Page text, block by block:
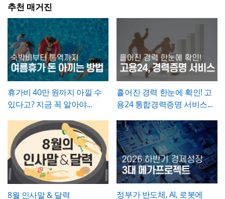
💡 작성 팁
휴직원은세부사유를 구체적이고 명확하게
서술하는 것이 승인 절차를 원활하게 하는 핵
심입니다. 질병휴직의 경우 진단명과 필요 요
양 기간에 대한 의사 소견을 구체적으로 기재
하고, 진단서 등 객관적 증빙서류를 반드시 첨
부하도록 안내하시기 바랍니다. 휴직기간과
복직예정일은 가능한 명확한 날짜로 특정하
고, 만약 진단 결과에 따라 기간이 변동될 가
능성이 있다면 그 가능성을 세부사유에 함께
언급해두는 것이 좋습니다.
여 등)에 관한 세부 사항은 별도의 인사발령
통지서나 근로계약 변경 합의서로 함께 정리
해두는 것이 바람직합니다. 임명장 자체에는
직책과 발령일 외의 세부 조건(급여 변동, 권
한 범위 등)을 담지 않는 것이 일반적이므로,
이런 실무적 내용이 필요하다면 별도 문서로
보완하는 것이 좋습니다.
💡 작성 팁
임명장은 상징적 의미가 큰 문서인 만큼,문구
를 간결하면서도 격식 있게 다듬는 것이 중요
합니다. 발령일자, 소속, 직책명은 실제 인사
발령 결재 내용과 정확히 일치시켜 기재하고,
영문 성명 표기는 여권이나 사원증에 등록된
로마자 표기법과 통일해 혼선이 없도록 하시
기 바랍니다. 문서번호는 사내 인사발령 대장
의 번호 체계와 연동해 부여하면, 추후 임명
이력을 조회하거나 경력증명서 발급 시 참조
추천 매거진
휴가비 40만 원까지 아낄 수
있다고? 지금 꼭 알아야...
흩어진 경력 한눈에 확인! 고
용24 통합경력증명 서비스...
8월 인사말 & 달력 정부가 반도체, AI, 로봇에